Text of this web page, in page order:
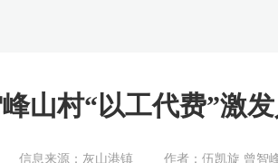
山村“以工代费”激
信息来源：灰山港镇 作者：伍凯旋 曾智